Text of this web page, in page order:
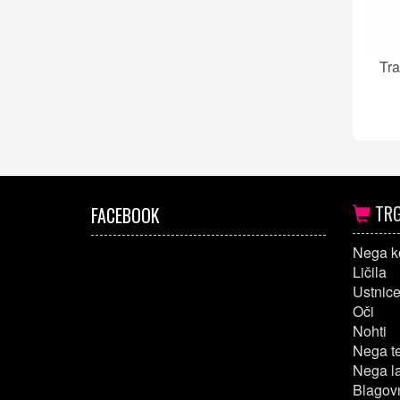
FACEBOOK
Nega
Ličila
Ustnice
Oči
Nohti
Nega
Nega